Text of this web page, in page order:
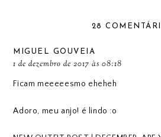
28
MIGUEL GOUVEIA
1 de dezembro de 2017 às 08:18
Ficam meeeeesmo eheheh
Adoro, meu anjo! é lindo :o